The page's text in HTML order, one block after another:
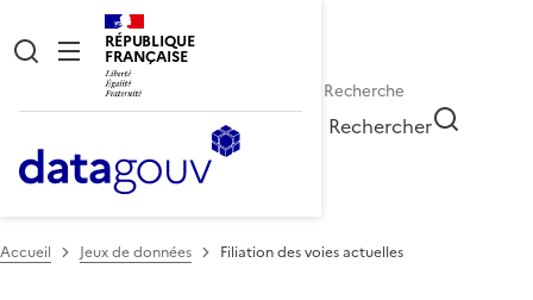
RÉPUBLIQUE
FRANÇAISE
Rechercher
Accueil Jeux de données Filiation des voies actuelles